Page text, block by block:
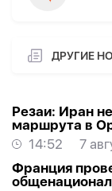
ДРУГИЕ
Резаи: Иран
маршрута в
14:52
7
Франция